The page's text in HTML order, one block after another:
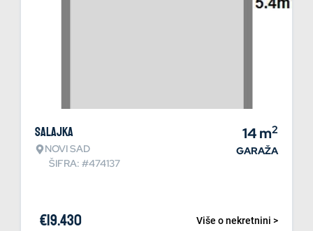
Salajka
NOVI SAD
ŠIFRA: #474137
14m2
GARAŽA
Više o nekretnini >
€19.430